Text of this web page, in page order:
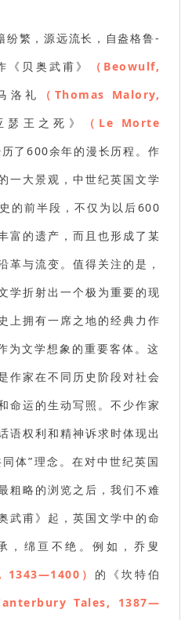
纷繁，源远流长，自盎格鲁-
贝奥武甫》
（Beowulf,
洛礼
（Thomas Malory,
瑟王之死》
（Le Morte
历了600余年的漫长历程。作
一大景观，中世纪英国文学
的前半段，不仅为以后600
富的遗产，而且也形成了某
革与流变。值得关注的是，
学折射出一个极为重要的现
上拥有一席之地的经典力作
为文学想象的重要客体。这
作家在不同历史阶段对社会
命运的生动写照。不少作家
语权利和精神诉求时体现出
体”理念。在对中世纪英国
粗略的浏览之后，我们不难
武甫》起，英国文学中的命
，绵亘不绝。例如，乔叟
1343—1400） 的《坎特伯
Tales, 1387—